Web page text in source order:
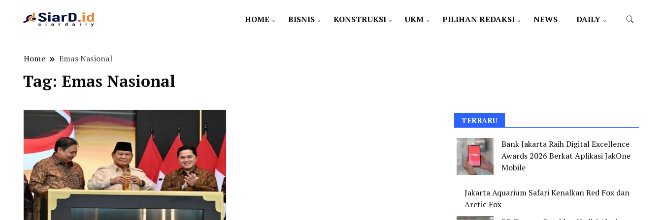
HOME BISNIS KONSTRUKSI UKM PILIHAN REDAKSI NEWS DAILY
Home Emas Nasional
Tag: Emas Nasional
TERBARU
Bank Jakarta Raih Digital Excellence
Awards 2026 Berkat Aplikasi JakOne
Mobile
Jakarta Aquarium Safari Kenalkan Red Fox dan
Arctic Fox